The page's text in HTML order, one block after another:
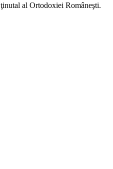
al Ortodoxiei Româneşti.